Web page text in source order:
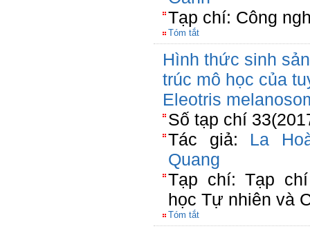
Tạp chí: Công
Tóm tắt
Hình thức sinh
trúc mô học của
Eleotris
Số tạp chí
Tác giả: La
Quang
Tạp chí: Tạp
học Tự nhiên và
Tóm tắt